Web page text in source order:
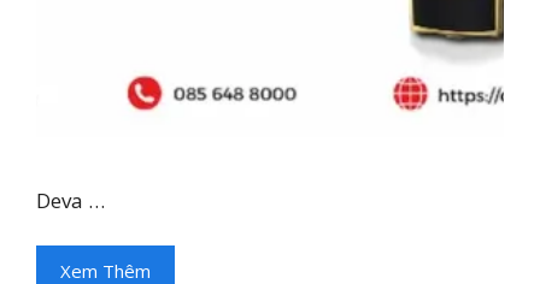
Deva …
Xem Thêm